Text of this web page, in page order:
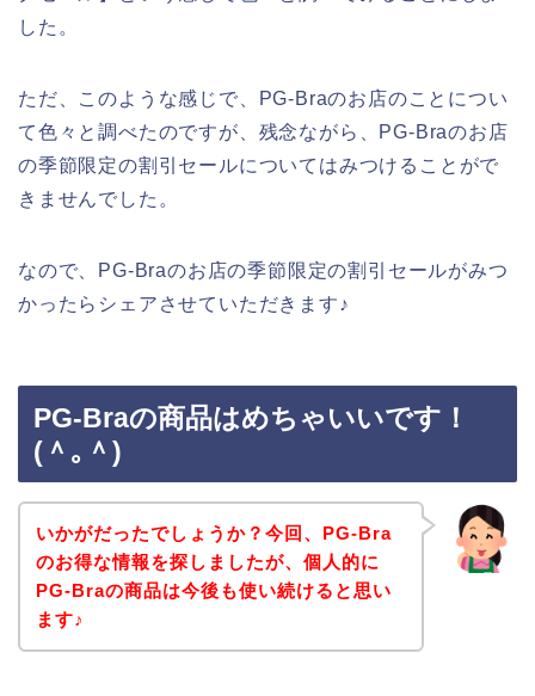
した。
ただ、このような感じで、PG-Braのお店のことについ
て色々と調べたのですが、残念ながら、PG-Braのお店
の季節限定の割引セールについてはみつけることがで
きませんでした。
なので、PG-Braのお店の季節限定の割引セールがみつ
かったらシェアさせていただきます♪
PG-Braの商品はめちゃいいです！
(＾｡＾)
いかがだったでしょうか？今回、PG-Bra
のお得な情報を探しましたが、個人的に
PG-Braの商品は今後も使い続けると思い
ます♪